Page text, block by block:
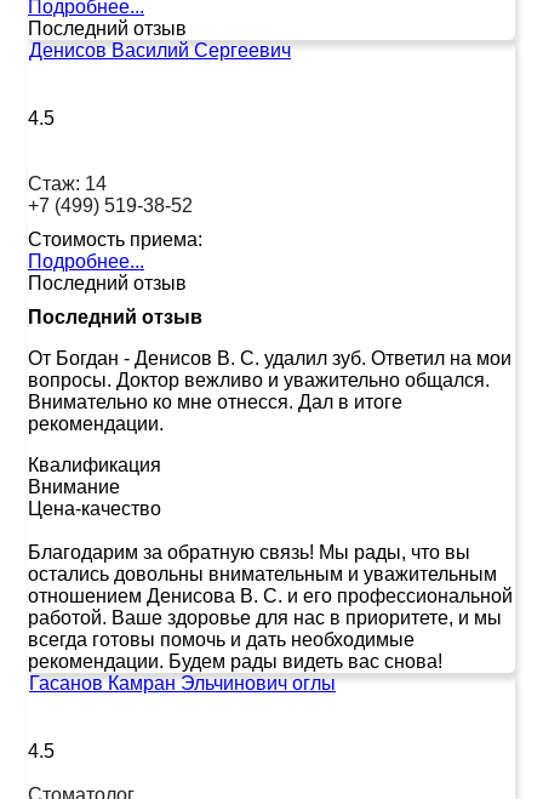
Подробнее...
Последний отзыв
Денисов Василий Сергеевич
4.5
Стаж: 14
+7 (499) 519-38-52
Стоимость приема:
Подробнее...
Последний отзыв
Последний отзыв
От Богдан - Денисов В. С. удалил зуб. Ответил на мои
вопросы. Доктор вежливо и уважительно общался.
Внимательно ко мне отнесся. Дал в итоге
рекомендации.
Квалификация
Внимание
Цена-качество
Благодарим за обратную связь! Мы рады, что вы
остались довольны внимательным и уважительным
отношением Денисова В. С. и его профессиональной
работой. Ваше здоровье для нас в приоритете, и мы
всегда готовы помочь и дать необходимые
рекомендации. Будем рады видеть вас снова!
Гасанов Камран Эльчинович оглы
4.5
Стоматолог